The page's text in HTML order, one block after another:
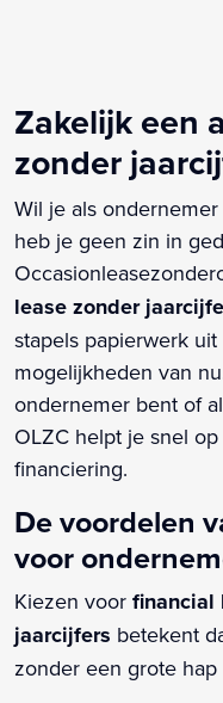
Zakelijk een
zonder
Wil je als
heb je geen zin in
lease zonder
stapels papierwerk
mogelijkheden van
ondernemer bent of
OLZC helpt je snel
financiering.
De voordelen
voor
Kiezen voor financial
jaarcijfers betekent
zonder een grote